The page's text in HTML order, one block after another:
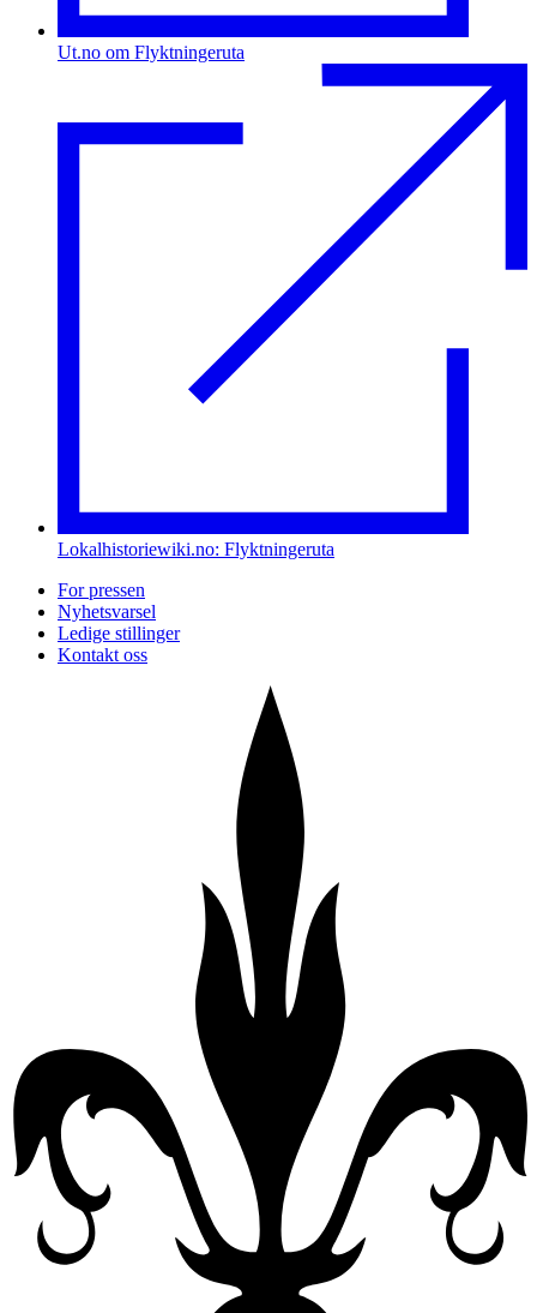
Ut.no om Flyktningeruta
Lokalhistoriewiki.no: Flyktningeruta
For pressen
Nyhetsvarsel
Ledige stillinger
Kontakt oss